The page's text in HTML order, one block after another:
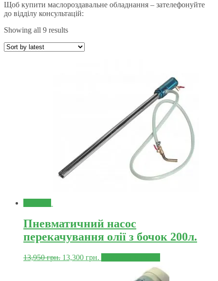
Щоб купити маслороздавальне обладнання – зателефонуйте
до відділу консультацій:
Showing all 9 results
Пневматичний насос
перекачування олії з бочок 200л.
13,950грн. 13,300 грн.